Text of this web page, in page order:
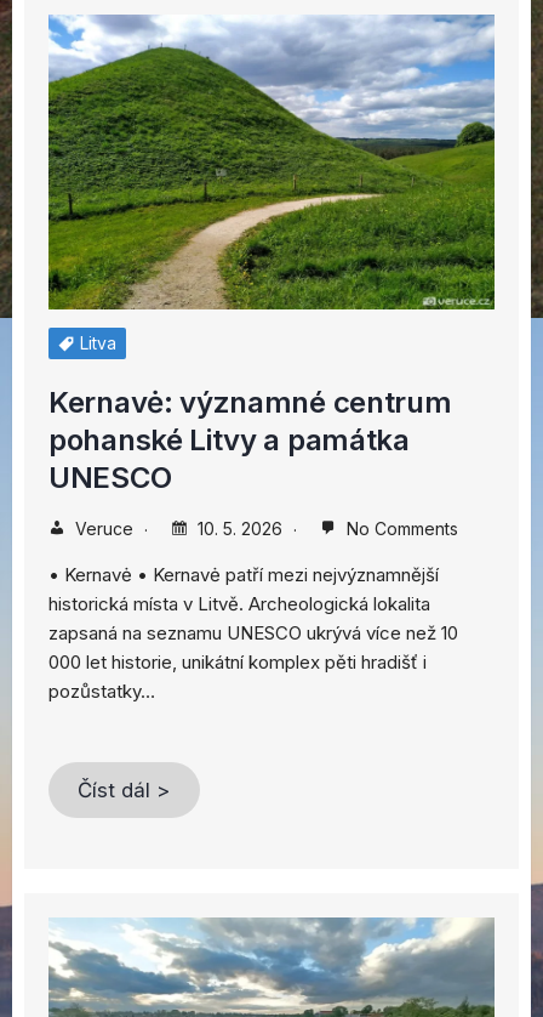
Litva
Kernavė: významné centrum
pohanské Litvy a památka
UNESCO
Veruce 10. 5. 2026 No Comments
• Kernavė • Kernavė patří mezi nejvýznamnější
historická místa v Litvě. Archeologická lokalita
zapsaná na seznamu UNESCO ukrývá více než 10
000 let historie, unikátní komplex pěti hradišť i
pozůstatky…
Číst dál >